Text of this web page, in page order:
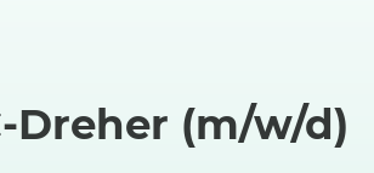
Dreher (m/w/d)